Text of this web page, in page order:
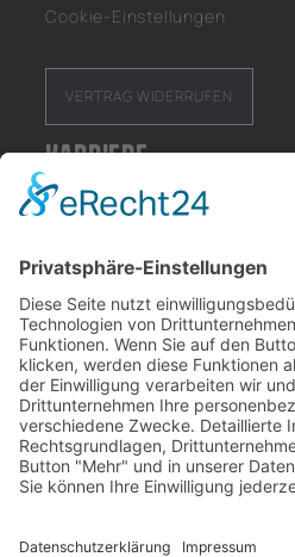
Cookie-Einstellungen
VERTRAG WIDERRUFEN
Karriere
Facebook:
facebook.com/puuuro
Instagram:
instagram.com/puuuro
Wir sind Mitglied bei: